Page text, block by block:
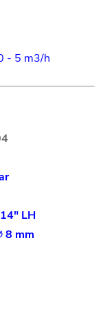
- 5 m3/h
LH
8 mm